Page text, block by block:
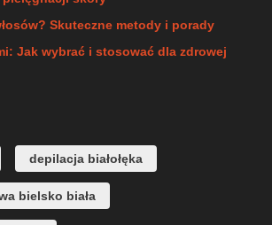
Skuteczne metody i porady
Jak wybrać i stosować dla zdrowej
depilacja białołęka
bielsko biała